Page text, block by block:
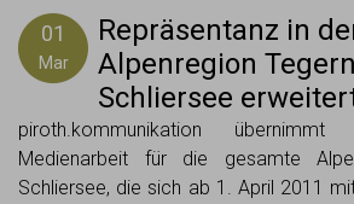
01
Mar
Repräsentanz in
Alpenregion
Schliersee
piroth.kommunikation
Medienarbeit für die gesamte
Schliersee, die sich ab 1. April 2011